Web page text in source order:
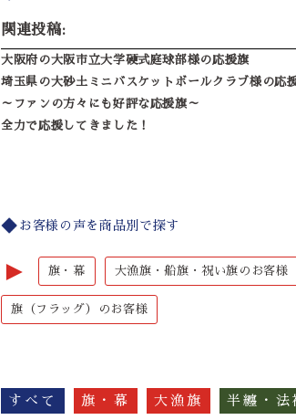
関連投稿:
大阪府の大阪市立大学硬式庭球部様の応援旗
埼玉県の大砂土ミニバスケットボールクラブ様の応
～ファンの方々にも好評な応援旗～
全力で応援してきました！
お客様の声を商品別で探す
► 旗・幕 大漁旗・船旗・祝い旗のお客様
旗（フラッグ）のお客様
すべて 旗・幕 大漁旗 半纏・法